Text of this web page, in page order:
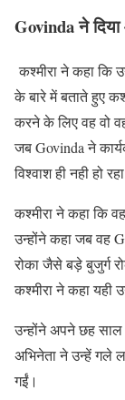
Govinda ने दिया
कश्मीरा ने कहा कि
के बारे में बताते हुए
करने के लिए वह वो
जब Govinda ने
विश्वाश ही नही हो
कश्मीरा ने कहा कि
उन्होंने कहा जब वह
रोका जैसे बड़े बुजुर्ग
कश्मीरा ने कहा यही
उन्होंने अपने छह साल
अभिनेता ने उन्हें गले
गईं।